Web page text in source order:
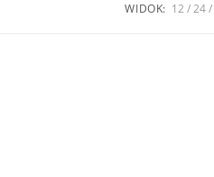
WIDOK: 12 24